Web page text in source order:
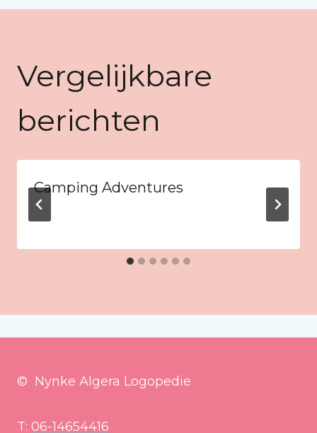
Vergelijkbare
berichten
Camping Adventures
© Nynke Algera Logopedie
T: 06-14654416